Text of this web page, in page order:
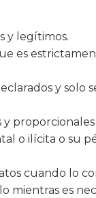
y legítimos.
es
y solo
o ilícita o su
cuando lo
mientras es